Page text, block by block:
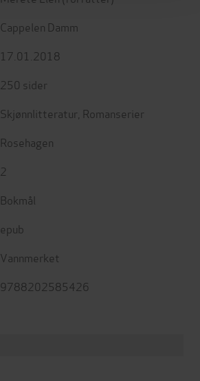
Cappelen Damm
17.01.2018
250 sider
Skjønnlitteratur Romanserier
Rosehagen
2
Bokmål
epub
Vannmerket
9788202585426